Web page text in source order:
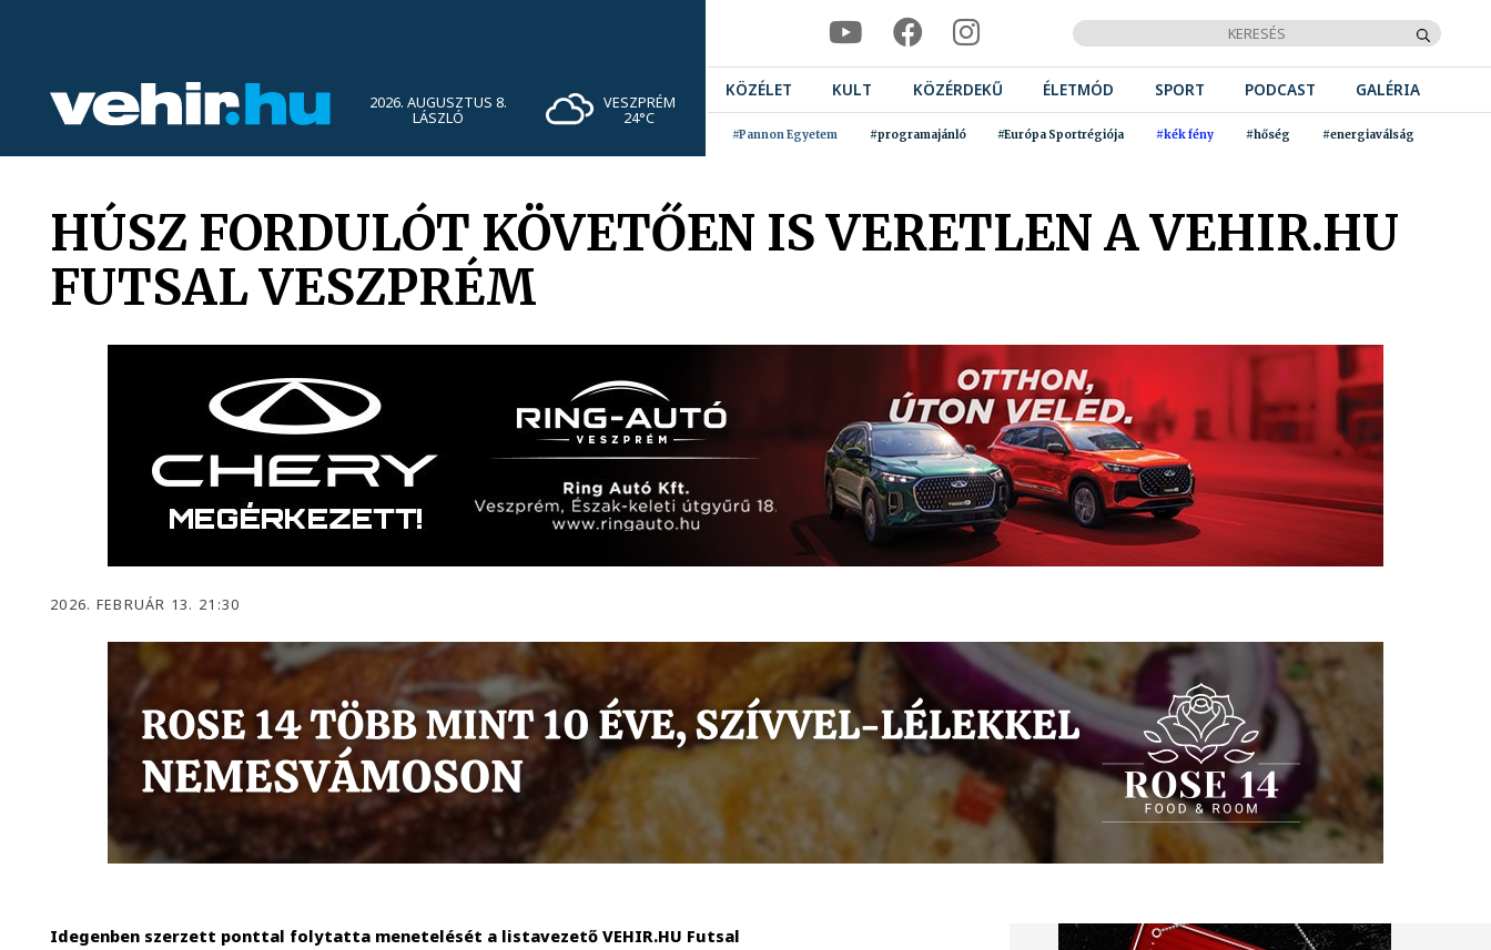
2026. AUGUSZTUS 8.
LÁSZLÓ
VESZPRÉM
24°C
KÖZÉLET KULT KÖZÉRDEKŰ ÉLETMÓD SPORT PODCAST GALÉRIA
#Pannon Egyetem #programajánló #Európa Sportrégiója #kék fény #hőség #energiaválság
HÚSZ FORDULÓT KÖVETŐEN IS VERETLEN A VEHIR.HU
FUTSAL VESZPRÉM
2026. FEBRUÁR 13. 21:30
Idegenben szerzett ponttal folytatta menetelését a listavezető VEHIR.HU Futsal